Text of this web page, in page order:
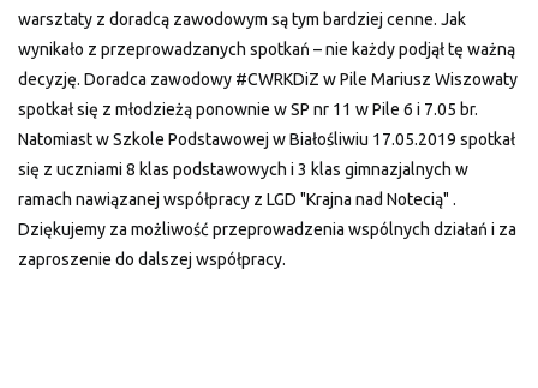
warsztaty z doradcą zawodowym są tym bardziej cenne. Jak
wynikało z przeprowadzanych spotkań – nie każdy podjął tę ważną
decyzję. Doradca zawodowy #CWRKDiZ w Pile Mariusz Wiszowaty
spotkał się z młodzieżą ponownie w SP nr 11 w Pile 6 i 7.05 br.
Natomiast w Szkole Podstawowej w Białośliwiu 17.05.2019 spotkał
się z uczniami 8 klas podstawowych i 3 klas gimnazjalnych w
ramach nawiązanej współpracy z LGD "Krajna nad Notecią" .
Dziękujemy za możliwość przeprowadzenia wspólnych działań i za
zaproszenie do dalszej współpracy.